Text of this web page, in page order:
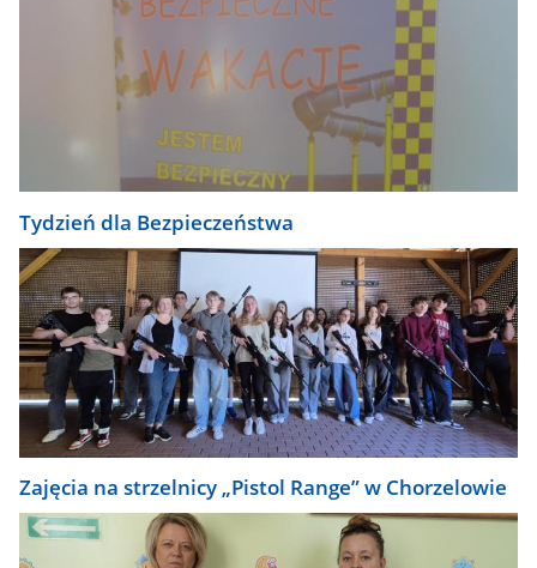
Tydzień dla Bezpieczeństwa
Zajęcia na strzelnicy „Pistol Range” w Chorzelowie